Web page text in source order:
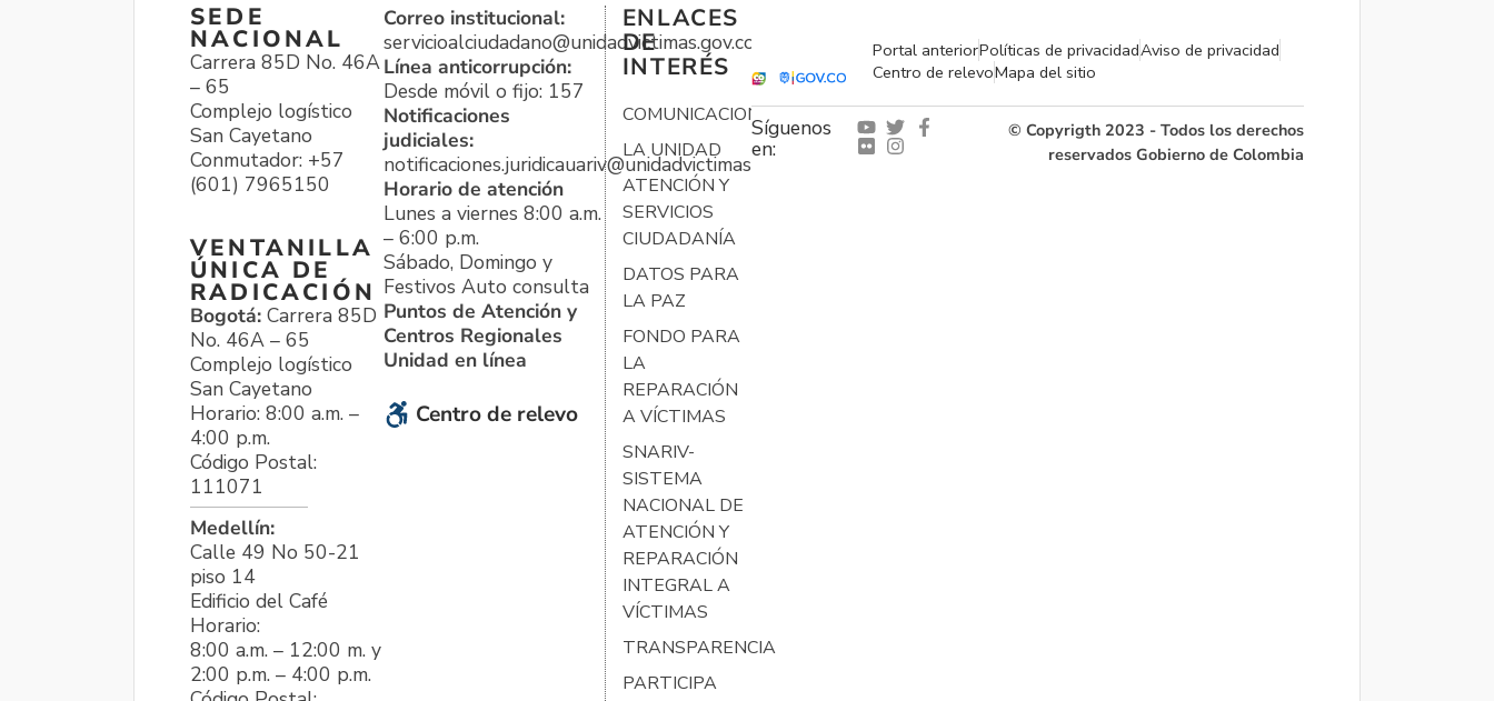
SEDE
NACIONAL
Carrera 85D No. 46A
– 65
Complejo logístico
San Cayetano
Conmutador: +57
(601) 7965150
VENTANILLA
ÚNICA DE
RADICACIÓN
Bogotá: Carrera 85D
No. 46A – 65
Complejo logístico
San Cayetano
Horario: 8:00 a.m. –
4:00 p.m.
Código Postal:
111071
Medellín:
Calle 49 No 50-21
piso 14
Edificio del Café
Horario:
8:00 a.m. – 12:00 m. y
2:00 p.m. – 4:00 p.m.
Correo institucional:
servicioalciudadano@unidadvictimas.gov.co
Línea anticorrupción:
Desde móvil o fijo: 157
Notificaciones
judiciales:
notificaciones.juridicauariv@unidadvictimas.gov.co
Horario de atención
Lunes a viernes 8:00 a.m.
– 6:00 p.m.
Sábado, Domingo y
Festivos Auto consulta
Puntos de Atención y
Centros Regionales
Unidad en línea
Centro de relevo
ENLACES
DE
INTERÉS
COMUNICACIONES
LA UNIDAD
ATENCIÓN Y
SERVICIOS
CIUDADANÍA
DATOS PARA
LA PAZ
FONDO PARA
LA
REPARACIÓN
A VÍCTIMAS
SNARIV-
SISTEMA
NACIONAL DE
ATENCIÓN Y
REPARACIÓN
INTEGRAL A
VÍCTIMAS
TRANSPARENCIA
PARTICIPA
Portal anteriorPolíticas de privacidadAviso de privacidad
Centro de relevoMapa del sitio
Síguenos
en:
© Copyrigth 2023 - Todos los derechos
reservados Gobierno de Colombia